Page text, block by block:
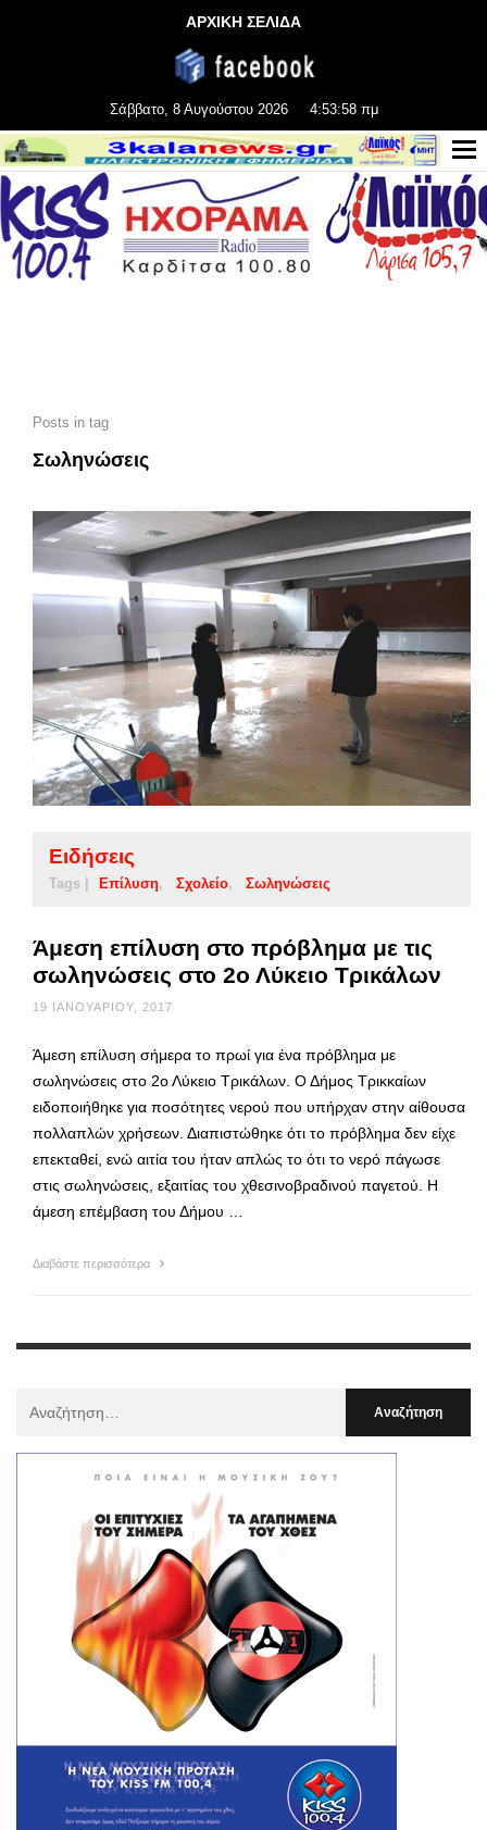
ΑΡΧΙΚΗ ΣΕΛΙΔΑ
Σάββατο, 8 Αυγούστου 2026 4:53:59 πμ
Posts in tag
Σωληνώσεις
Ειδήσεις
Tags | Επίλυση Σχολείο Σωληνώσεις
Άμεση επίλυση στο πρόβλημα με τις
σωληνώσεις στο 2ο Λύκειο Τρικάλων
19 ΙΑΝΟΥΑΡΊΟΥ, 2017
Άμεση επίλυση σήμερα το πρωί για ένα πρόβλημα με
σωληνώσεις στο 2ο Λύκειο Τρικάλων. Ο Δήμος Τρικκαίων
ειδοποιήθηκε για ποσότητες νερού που υπήρχαν στην αίθουσα
πολλαπλών χρήσεων. Διαπιστώθηκε ότι το πρόβλημα δεν είχε
επεκταθεί, ενώ αιτία του ήταν απλώς το ότι το νερό πάγωσε
στις σωληνώσεις, εξαιτίας του χθεσινοβραδινού παγετού. Η
άμεση επέμβαση του Δήμου …
Διαβάστε περισσότερα
: